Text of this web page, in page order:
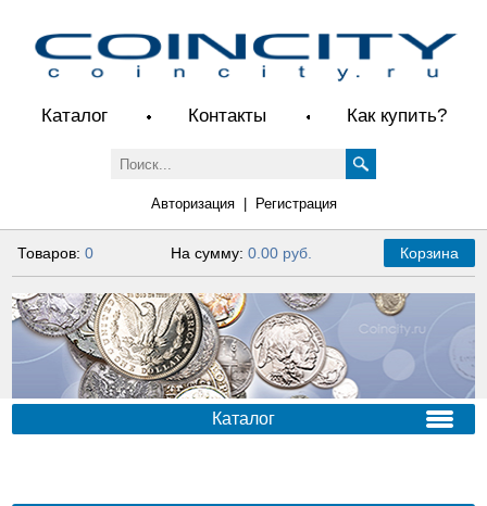
Каталог Контакты Как купить?
Авторизация| Регистрация
Товаров:0 На сумму: 0.00 руб. Корзина
Каталог